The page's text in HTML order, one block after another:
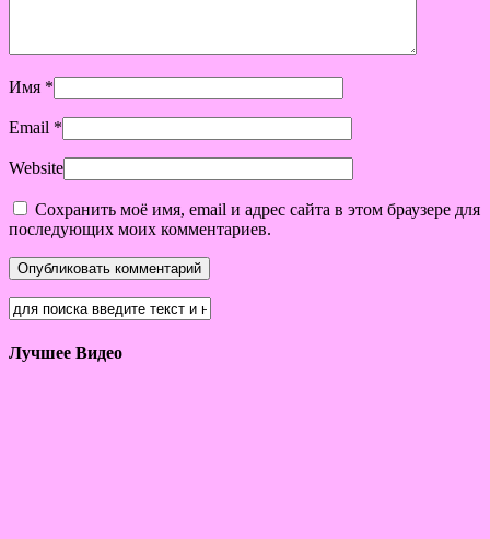
Имя *
Email *
Website
Сохранить моё имя, email и адрес сайта в этом браузере для
последующих моих комментариев.
Лучшее Видео